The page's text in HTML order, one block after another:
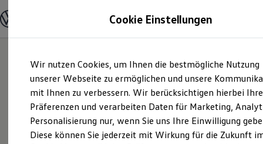
Hauptinhalt
springen
Footer
springen
Modelle und Konfigurator
Modelle vergleichen
Elektroautos
ENERGY Sondermodelle
Nutzfahrzeuge
SUV und CUV
Familienautos
Kombis
Kompaktwagen
Sportwagen
Cookie Einstellungen
Wir nutzen Cookies, um Ihnen die bestmögliche Nutzung
unserer Webseite zu ermöglichen und unsere
mit Ihnen zu verbessern. Wir berücksichtigen hierbei Ihre
Präferenzen und verarbeiten Daten für Marketing,
Personalisierung nur, wenn Sie uns Ihre Einwilligung
Diese können Sie jederzeit mit Wirkung für die Zukunft